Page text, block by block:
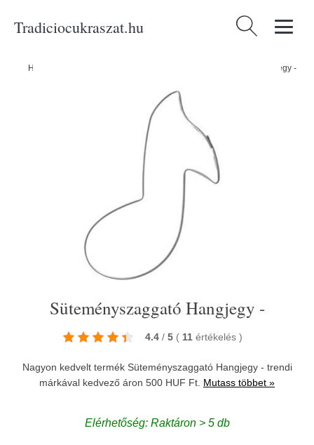
Tradiciocukraszat.hu Keresés:
Home Süteményszaggató Hangjegy -
Süteményszaggató Hangjegy -
4.4 / 5 ( 11 értékelés )
Nagyon kedvelt termék Süteményszaggató Hangjegy - trendi
márkával kedvező áron 500 HUF Ft. Mutass többet »
Elérhetőség: Raktáron > 5 db